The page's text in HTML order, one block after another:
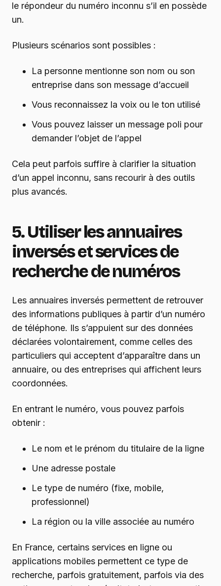
le répondeur du numéro inconnu s’il en possède
un.
Plusieurs scénarios sont possibles :
La personne mentionne son nom ou son
entreprise dans son message d’accueil
Vous reconnaissez la voix ou le ton utilisé
Vous pouvez laisser un message poli pour
demander l’objet de l’appel
Cela peut parfois suffire à clarifier la situation
d’un appel inconnu, sans recourir à des outils
plus avancés.
5. Utiliser les annuaires
inversés et services de
recherche de numéros
Les annuaires inversés permettent de retrouver
des informations publiques à partir d’un numéro
de téléphone. Ils s’appuient sur des données
déclarées volontairement, comme celles des
particuliers qui acceptent d’apparaître dans un
annuaire, ou des entreprises qui affichent leurs
coordonnées.
En entrant le numéro, vous pouvez parfois
obtenir :
Le nom et le prénom du titulaire de la ligne
Une adresse postale
Le type de numéro (fixe, mobile,
professionnel)
La région ou la ville associée au numéro
En France, certains services en ligne ou
applications mobiles permettent ce type de
recherche, parfois gratuitement, parfois via des